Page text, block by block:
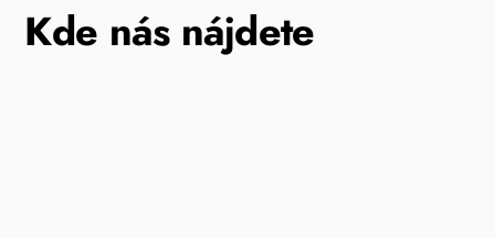
Kde nás nájdete